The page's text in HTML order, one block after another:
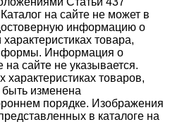
на сайте не может в
информацию о
товара,
формы. Информация о
на сайте не указывается.
товаров,
быть изменена
порядке. Изображения
в каталоге на